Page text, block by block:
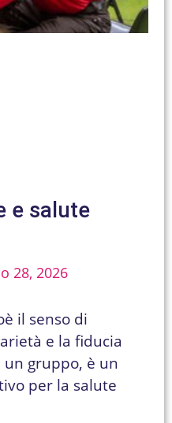
e salute
28, 2026
il senso di
e la fiducia
un gruppo, è un
per la salute